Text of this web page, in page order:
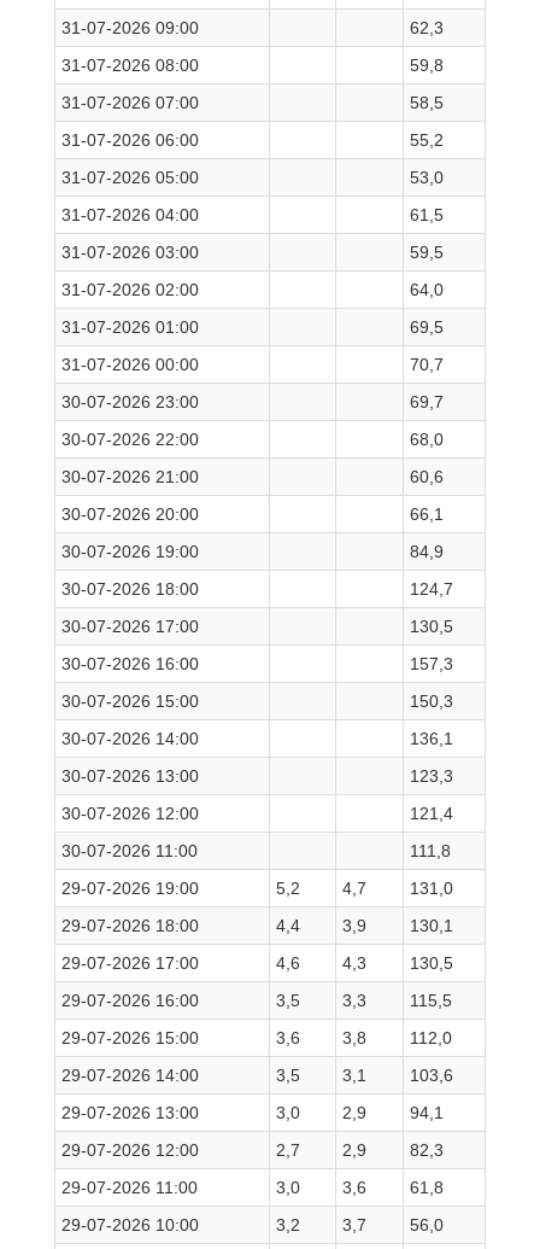
31-07-2026 09:00
62,3
31-07-2026 08:00
59,8
31-07-2026 07:00
58,5
31-07-2026 06:00
55,2
31-07-2026 05:00
53,0
31-07-2026 04:00
61,5
31-07-2026 03:00
59,5
31-07-2026 02:00
64,0
31-07-2026 01:00
69,5
31-07-2026 00:00
70,7
30-07-2026 23:00
69,7
30-07-2026 22:00
68,0
30-07-2026 21:00
60,6
30-07-2026 20:00
66,1
30-07-2026 19:00
84,9
30-07-2026 18:00
124,7
30-07-2026 17:00
130,5
30-07-2026 16:00
157,3
30-07-2026 15:00
150,3
30-07-2026 14:00
136,1
30-07-2026 13:00
123,3
30-07-2026 12:00
121,4
30-07-2026 11:00
111,8
29-07-2026 19:00
5,2 4,7
131,0
29-07-2026 18:00
4,4 3,9
130,1
29-07-2026 17:00
4,6 4,3
130,5
29-07-2026 16:00
3,5 3,3
115,5
29-07-2026 15:00
3,6 3,8
112,0
29-07-2026 14:00
3,5 3,1
103,6
29-07-2026 13:00
3,0 2,9
94,1
29-07-2026 12:00
2,7 2,9
82,3
29-07-2026 11:00
3,0 3,6
61,8
29-07-2026 10:00
3,2 3,7
56,0